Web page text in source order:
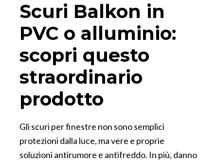
Scuri Balkon in
PVC o alluminio:
scopri questo
straordinario
prodotto
Gli scuri per finestre non sono semplici
protezioni dalla luce, ma vere e proprie
soluzioni antirumore e antifreddo. In più, danno